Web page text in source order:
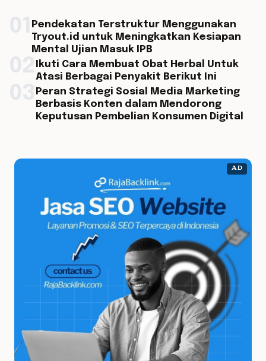
Pendekatan Terstruktur Menggunakan
Tryout.id untuk Meningkatkan Kesiapan
Mental Ujian Masuk IPB
Ikuti Cara Membuat Obat Herbal Untuk
Atasi Berbagai Penyakit Berikut Ini
Peran Strategi Sosial Media Marketing
Berbasis Konten dalam Mendorong
Keputusan Pembelian Konsumen Digital
AD